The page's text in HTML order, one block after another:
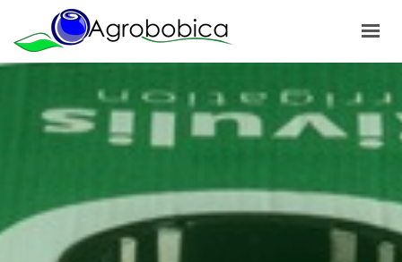
POČETNA
PROIZVODI
NOVOSTI
GALERIJA